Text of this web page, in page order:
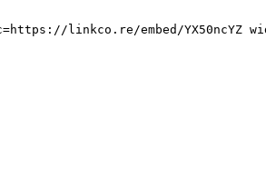
linkco.re/embed/YX50ncYZ